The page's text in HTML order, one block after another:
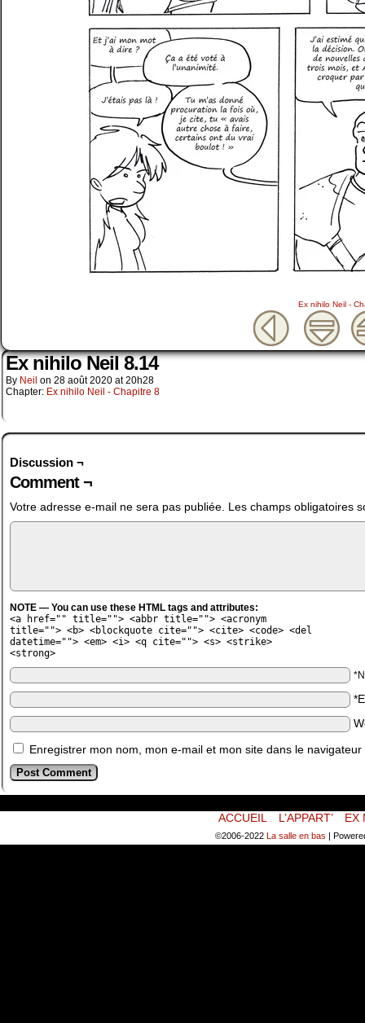
Ex nihilo Neil -
Ex nihilo Neil 8.14
By Neil on 28 août 2020 at20h28
Chapter: Ex nihilo Neil - Chapitre 8
Discussion ¬
Comment ¬
Votre adresse e-mail ne sera pas publiée. Les champs obligatoires
NOTE — You can use these HTML tags and attributes:
<a href="" title=""> <abbr title=""> <acronym
title=""> <b> <blockquote cite=""> <cite> <code> <del
datetime=""> <em> <i> <q cite=""> <s> <strike>
<strong>
Enregistrer mon nom, mon e-mail et mon site dans le
ACCUEIL L’APPART’ EX
©2006-2022 La salle en bas |